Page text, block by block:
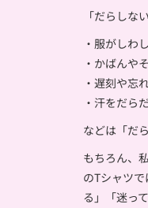
「だらしな
・服がしわ
・かばんや
・遅刻や忘
・汗をだら
などは「だ
もちろん、
のTシャツ
る」「迷っ